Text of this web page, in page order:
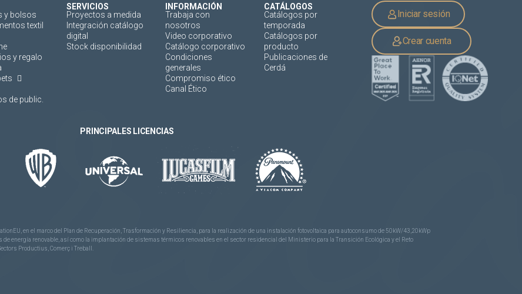
y bolsos
textil
y regalo
de public.
SERVICIOS
Proyectos a medida
Integración catálogo
digital
Stock disponibilidad
INFORMACIÓN
Trabaja con
nosotros
Video corporativo
Catálogo corporativo
Condiciones
generales
Compromiso ético
Canal Ético
CATÁLOGOS
Catálogos por
temporada
Catálogos por
producto
Publicaciones de
Cerdá
Iniciar sesión
Crear cuenta
PRINCIPALES LICENCIAS
en el marco del Plan de Recuperación, Trasformación y Resiliencia, para la realización de una instalación fotovoltaica para autoconsumo de 50kW/43,20kWp
energía renovable, así como la implantación de sistemas térmicos renovables en el sector residencial del Ministerio para la Transición Ecológica y el Reto
Productius, Comerç i Treball.